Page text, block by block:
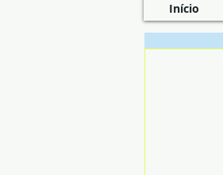
Início